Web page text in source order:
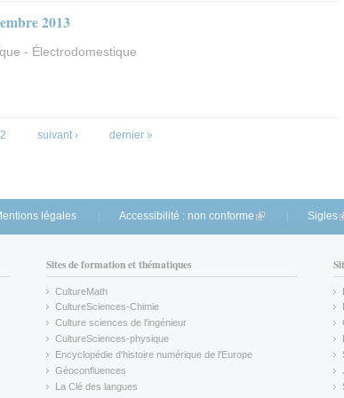
2013
- Électrodomestique
2 suivant › dernier »
légales Accessibilité : non conforme (link is external)
Sigles
Sites de formation et thématiques
CultureMath
(link is external)
CultureSciences-Chimie
(link is external)
Culture sciences de l'ingénieur
CultureSciences-physique
(link is external)
Encyclopédie d'histoire numérique de l'Europe
(link is external)
Géoconfluences
(link is external)
La Clé des langues